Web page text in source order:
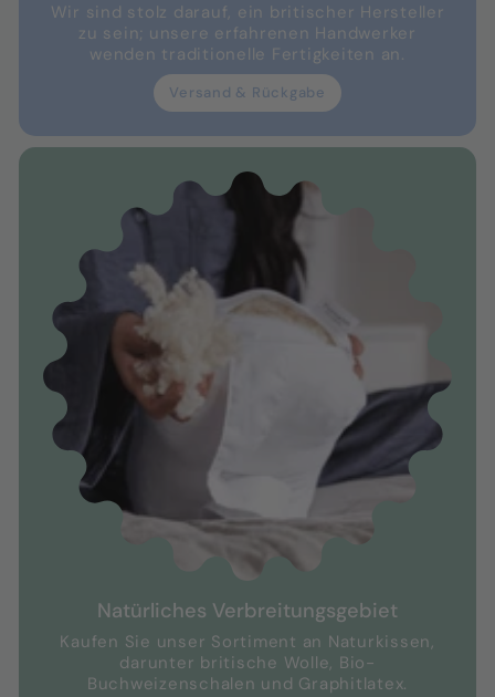
Wir sind stolz darauf, ein britischer Hersteller
zu sein; unsere erfahrenen Handwerker
wenden traditionelle Fertigkeiten an.
Versand & Rückgabe
Natürliches Verbreitungsgebiet
Kaufen Sie unser Sortiment an Naturkissen,
darunter britische Wolle, Bio-
Buchweizenschalen und Graphitlatex.